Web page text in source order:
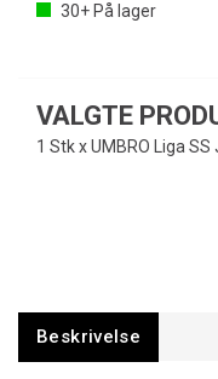
30+ På lager
VALGTE
1 Stk x UMBRO Liga SS
Beskrivelse